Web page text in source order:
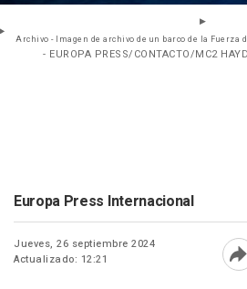
Archivo - Imagen de archivo de un barco de la Fuerza
- EUROPA PRESS/CONTACTO/MC2
Europa Press Internacional
Jueves, 26 septiembre 2024
Actualizado: 12:21